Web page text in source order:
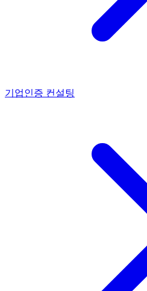
기업인증 컨설팅